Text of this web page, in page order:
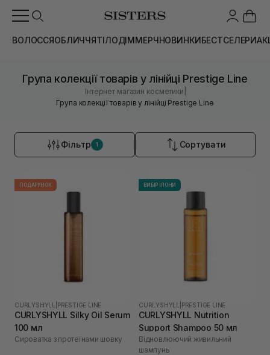
ВОЛОССЯОБЛИЧЧЯТІЛОДІММЕРЧНОВИНКИБЕСТСЕЛЕРИ
Група колекції товарів у лінійці Prestige Line
Інтернет магазин косметики
Група колекції товарів у лінійці Prestige Line
Фільтр 1 Сортувати
ПОДАРУНОК
CURLYSHYLL PRESTIGE LINE
CURLYSHYLL Silky Oil Serum
100 мл
Сироватка з протеїнами шовку
ВИБІР ІЛОНИ
CURLYSHYLL PRESTIGE LINE
CURLYSHYLL Nutrition
Support Shampoo 50 мл
Відновлюючий живильний
шампунь